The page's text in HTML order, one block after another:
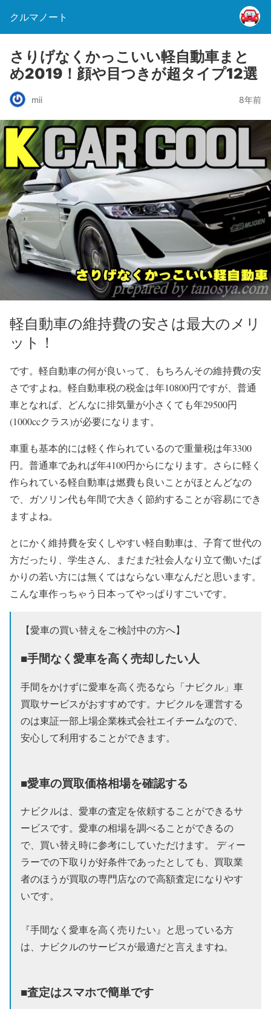
クルマノート
さりげなくかっこいい軽自動車まと
め2019！顔や目つきが超タイプ12選
mii 8年前
軽自動車の維持費の安さは最大のメリ
ット！
です。軽自動車の何が良いって、もちろんその維持費の安
さですよね。軽自動車税の税金は年10800円ですが、普通
車となれば、どんなに排気量が小さくても年29500円
(1000ccクラス)が必要になります。
車重も基本的には軽く作られているので重量税は年3300
円。普通車であれば年4100円からになります。さらに軽く
作られている軽自動車は燃費も良いことがほとんどなの
で、ガソリン代も年間で大きく節約することが容易にでき
ますよね。
とにかく維持費を安くしやすい軽自動車は、子育て世代の
方だったり、学生さん、まだまだ社会人なり立て働いたば
かりの若い方には無くてはならない車なんだと思います。
こんな車作っちゃう日本ってやっぱりすごいです。
【愛車の買い替えをご検討中の方へ】
■手間なく愛車を高く売却したい人
手間をかけずに愛車を高く売るなら「ナビクル」車
買取サービスがおすすめです。ナビクルを運営する
のは東証一部上場企業株式会社エイチームなので、
安心して利用することができます。
■愛車の買取価格相場を確認する
ナビクルは、愛車の査定を依頼することができるサ
ービスです。愛車の相場を調べることができるの
で、買い替え時に参考にしていただけます。 ディー
ラーでの下取りが好条件であったとしても、買取業
者のほうが買取の専門店なので高額査定になりやす
いです。
『手間なく愛車を高く売りたい』と思っている方
は、ナビクルのサービスが最適だと言えますね。
■査定はスマホで簡単です